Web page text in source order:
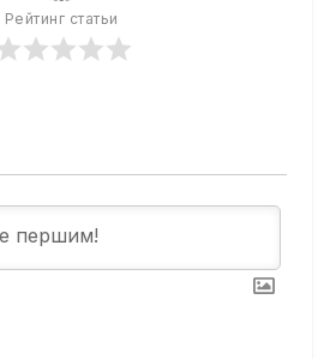
Рейтинг статьи